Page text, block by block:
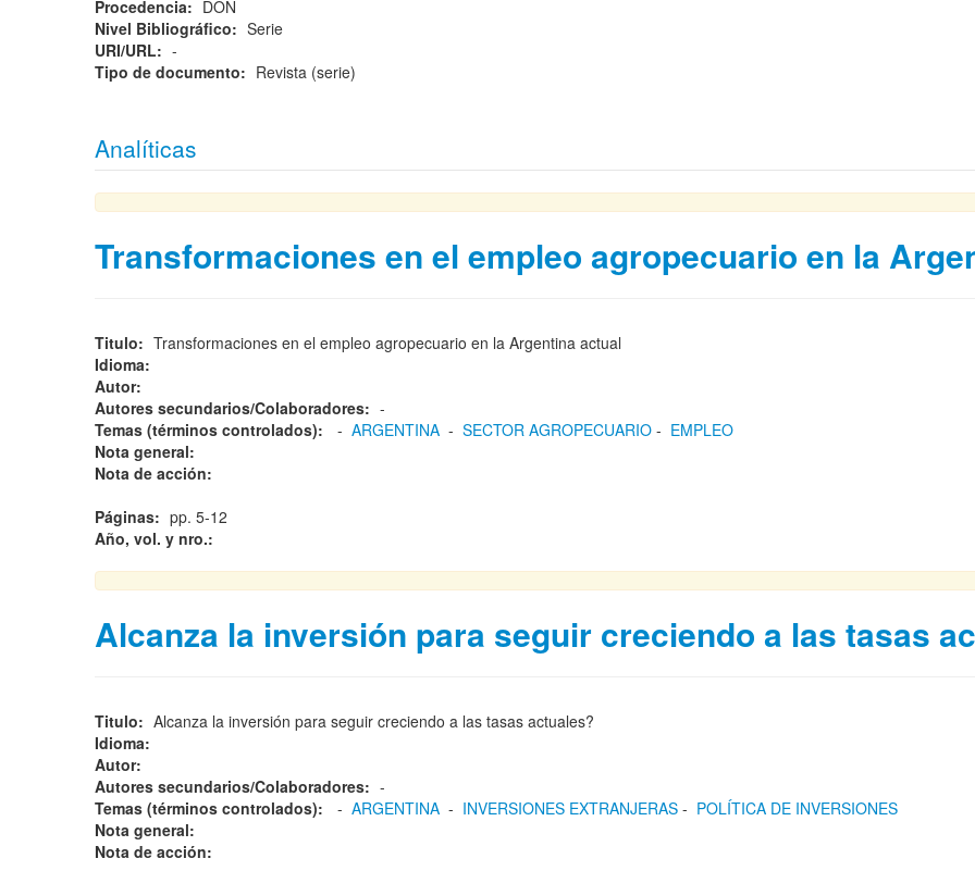
Procedencia: DON
Nivel Bibliográfico: Serie
URI/URL: -
Tipo de documento: Revista (serie)
Analíticas
Transformaciones en el empleo agropecuario en la
Titulo: Transformaciones en el empleo agropecuario en la Argentina actual
Idioma:
Autor:
Autores secundarios/Colaboradores: -
Temas (términos controlados):
- ARGENTINA - SECTOR AGROPECUARIO - EMPLEO
Nota general:
Nota de acción:
Páginas: pp. 5-12
Año, vol. y nro.:
Alcanza la inversión para seguir creciendo a las tasas
Titulo: Alcanza la inversión para seguir creciendo a las tasas actuales?
Idioma:
Autor:
Autores secundarios/Colaboradores: -
Temas (términos controlados):
- ARGENTINA - INVERSIONES EXTRANJERAS - POLÍTICA DE INVERSIONES
Nota general:
Nota de acción: